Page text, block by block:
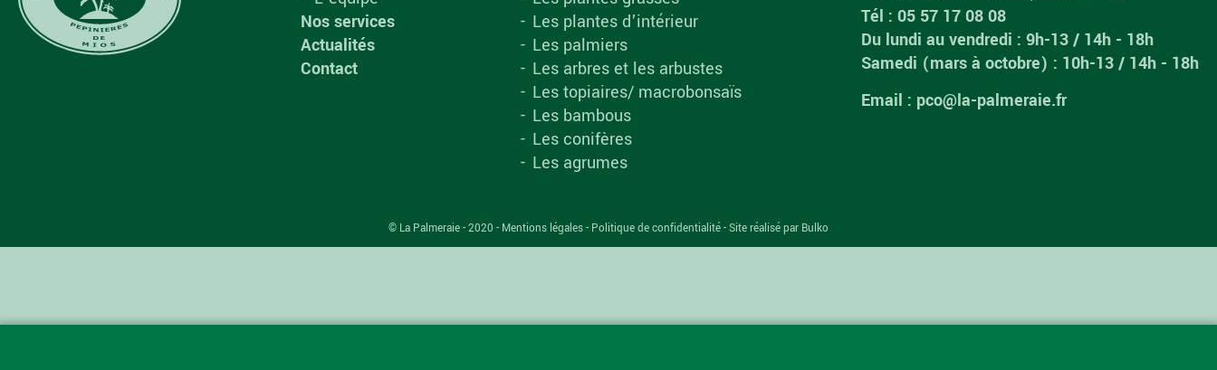
Nos services
Actualités
Contact
Les plantes d’intérieur
Les palmiers
Les arbres et les arbustes
Les topiaires/ macrobonsaïs
Les bambous
Les conifères
Les agrumes
Tél : 05 57 17 08 08
Du lundi au vendredi : 9h-13 / 14h - 18h
Samedi (mars à octobre) : 10h-13 / 14h - 18h
Email : pco@la-palmeraie.fr
© La Palmeraie - 2020 - Mentions légales- Politique de confidentialité-Site réalisé par Bulko